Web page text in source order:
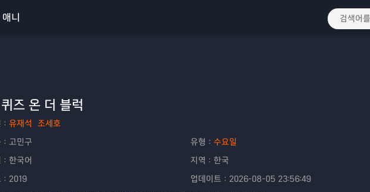
애니
즈 온 더 블럭
유재석
조세호
고민구 유형： 수요일
한국어 지역： 한국
2019 업데이트： 2026-08-05 23:56:49